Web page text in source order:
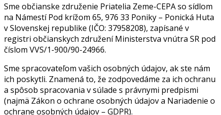
Sme občianske združenie Priatelia Zeme-CEPA so sídlom
na Námestí Pod krížom 65, 976 33 Poniky – Ponická Huta
v Slovenskej republike (IČO: 37958208), zapísané v
registri občianskych združení Ministerstva vnútra SR pod
číslom VVS/1-900/90-24966.
Sme spracovateľom vašich osobných údajov, ak ste nám
ich poskytli. Znamená to, že zodpovedáme za ich ochranu
a spôsob spracovania v súlade s právnymi predpismi
(najmä Zákon o ochrane osobných údajov a Nariadenie o
ochrane osobných údajov – GDPR).